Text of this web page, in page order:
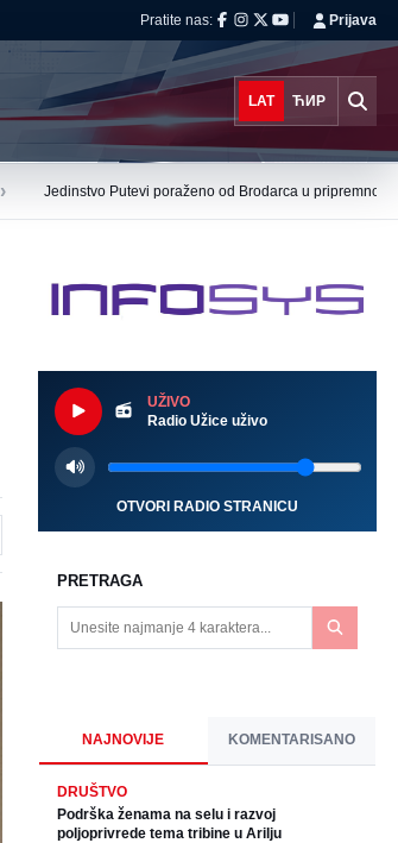
Pratite nas: Prijava
LAT ЋИР
› Jedinstvo Putevi poraženo od Brodarca u pripremnoj
UŽIVO
Radio Užice uživo
OTVORI RADIO STRANICU
PRETRAGA
NAJNOVIJE KOMENTARISANO
DRUŠTVO
Podrška ženama na selu i razvoj
poljoprivrede tema tribine u Arilju